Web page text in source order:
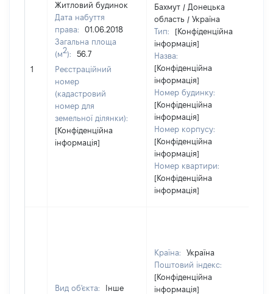
1
Житловий будинок
Дата набуття
права:
01.06.2018
Загальна площа
(м2):
56.7
Реєстраційний
номер
(кадастровий
номер для
земельної ділянки):
[Конфіденційна
інформація]
Бахмут / Донецька
область / Україна
Тип:
[Конфіденційна
інформація]
Назва:
[Конфіденційна
інформація]
Номер будинку:
[Конфіденційна
інформація]
Номер корпусу:
[Конфіденційна
інформація]
Номер квартири:
[Конфіденційна
інформація]
Вид об'єкта:
Інше
Країна:
Україна
Поштовий індекс:
[Конфіденційна
інформація]